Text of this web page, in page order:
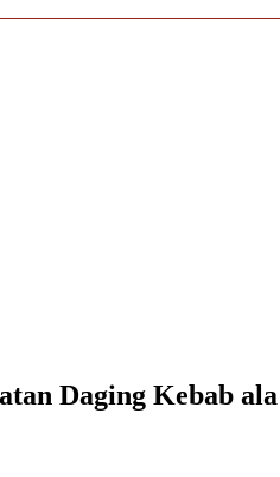
Daging Kebab